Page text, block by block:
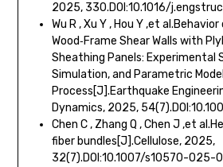
2025, 330.DOI:10.1016/
Wu R , Xu Y , Hou Y ,et
Wood‐Frame Shear Walls with
Sheathing Panels: Experimental
Simulation, and Parametric
Process[J].Earthquake
Dynamics, 2025,
Chen C , Zhang Q , Chen J ,et
fiber bundles[J].Cellulose, 2025,
32(7).DOI:10.1007/s10570-025-